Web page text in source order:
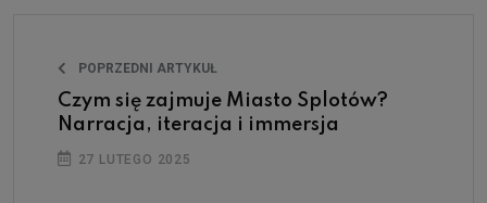
POPRZEDNI ARTYKUŁ
Czym się zajmuje Miasto Splotów?
Narracja, iteracja i immersja
27 LUTEGO 2025